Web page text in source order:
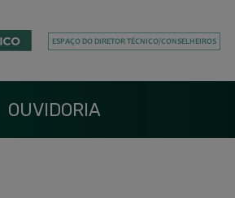
OUVIDORIA